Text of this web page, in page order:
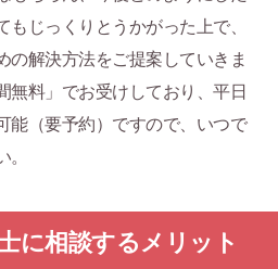
じっくりとうかがった上で、
の解決方法をご提案していきま
無料」でお受けしており、平日
能（要予約）ですので、いつで
に相談するメリット